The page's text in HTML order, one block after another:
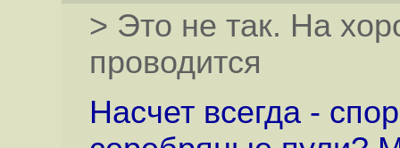
> Это не так. На
проводится
Насчет всегда -